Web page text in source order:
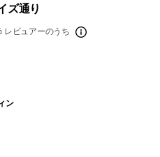
ズ通り
レビュアーのうち
ン